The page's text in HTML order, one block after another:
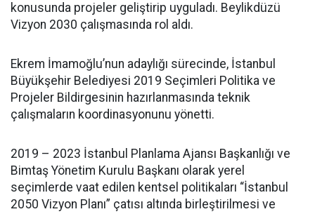
konusunda projeler geliştirip uyguladı. Beylikdüzü
Vizyon 2030 çalışmasında rol aldı.
Ekrem İmamoğlu’nun adaylığı sürecinde, İstanbul
Büyükşehir Belediyesi 2019 Seçimleri Politika ve
Projeler Bildirgesinin hazırlanmasında teknik
çalışmaların koordinasyonunu yönetti.
2019 – 2023 İstanbul Planlama Ajansı Başkanlığı ve
Bimtaş Yönetim Kurulu Başkanı olarak yerel
seçimlerde vaat edilen kentsel politikaları “İstanbul
2050 Vizyon Planı” çatısı altında birleştirilmesi ve